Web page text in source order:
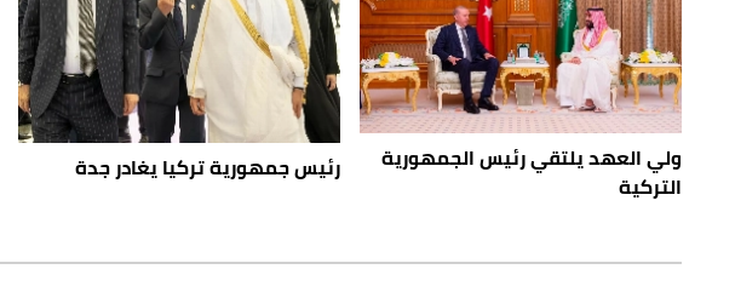
ولي العهد يلتقي رئيس الجمهورية
التركية
رئيس جمهورية تركيا يغادر جدة